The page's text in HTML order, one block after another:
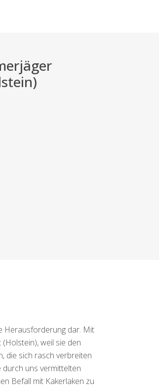
Herausforderung dar. Mit
weil sie den
die sich rasch verbreiten
uns vermittelten
Befall mit Kakerlaken zu